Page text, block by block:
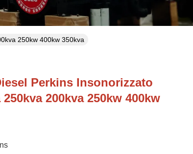
250kw 400kw 350kva
Perkins Insonorizzato
200kva 250kw 400kw